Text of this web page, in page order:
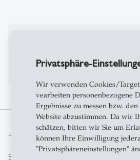
Privatsphäre-
Wir verwenden Cookies/
vearbeiten personenbezogene
Ergebnisse zu messen bzw.
Website abzustimmen. Da wir
schätzen, bitten wir Sie um
können Ihre Einwilligung
"Privatsphäreneinstellungen"
Bisher keine Publikationen
From insight to impact.
Suche